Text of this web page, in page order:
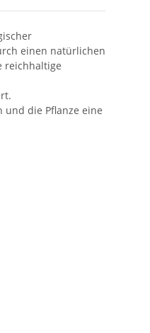
einen natürlichen
reichhaltige
und die Pflanze eine